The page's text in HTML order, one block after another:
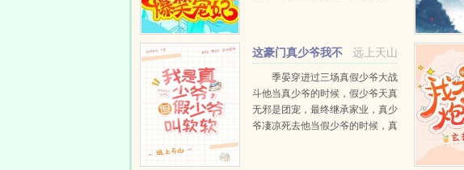
书，不料，本王...
远上天山
这豪门真少爷我不
当了[娱乐圈]
季晏穿进过三场真假少爷大战
斗他当真少爷的时候，假少爷天真
无邪是团宠，最终继承家业，真少
爷凄凉死去他当假少爷的时候，真